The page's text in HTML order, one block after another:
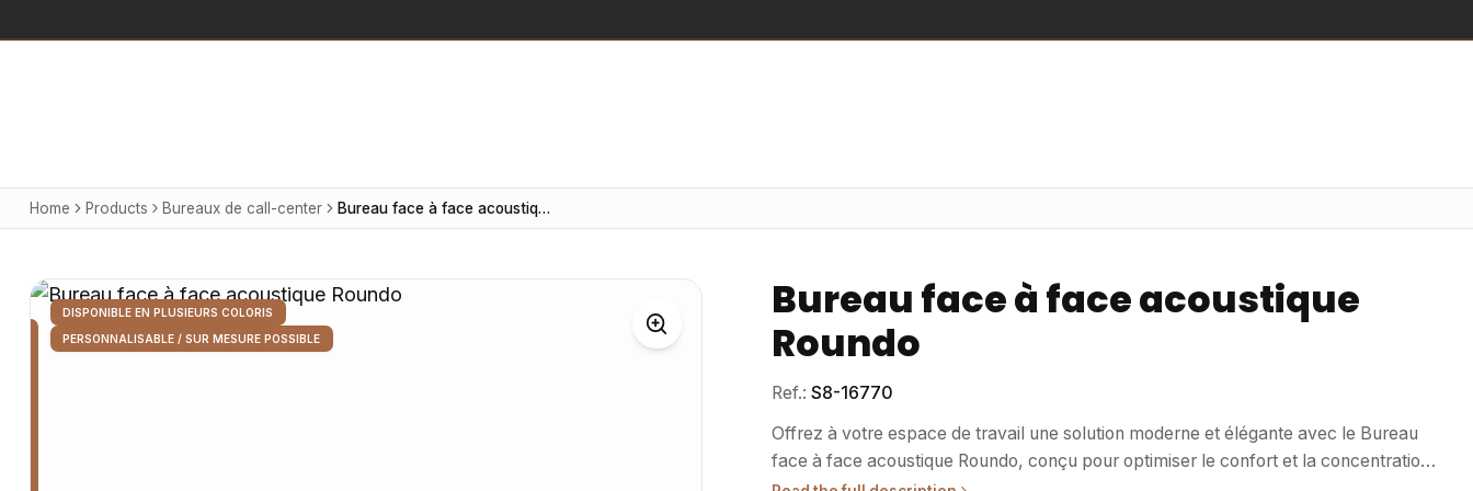
Home Products Bureaux de call-center Bureau face à face acoustique Roundo
DISPONIBLE EN PLUSIEURS COLORIS
PERSONNALISABLE / SUR MESURE POSSIBLE
Bureau face à face acoustique
Roundo
Ref.: S8-16770
Offrez à votre espace de travail une solution moderne et élégante avec le Bureau
face à face acoustique Roundo, conçu pour optimiser le confort et la concentration.